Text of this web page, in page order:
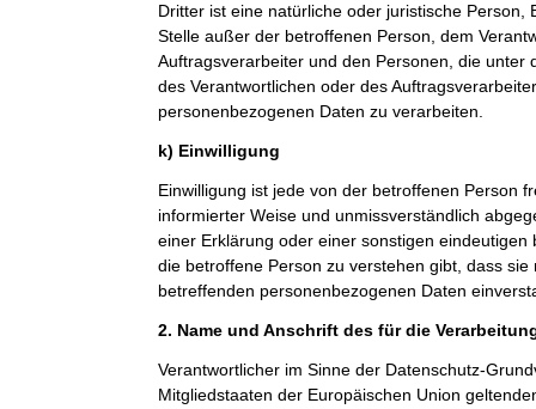
Dritter ist eine natürliche oder juristische Person,
Stelle außer der betroffenen Person, dem
Auftragsverarbeiter und den Personen, die unter
des Verantwortlichen oder des
personenbezogenen Daten zu verarbeiten.
k) Einwilligung
Einwilligung ist jede von der betroffenen Person
informierter Weise und unmissverständlich
einer Erklärung oder einer sonstigen
die betroffene Person zu verstehen gibt, dass
betreffenden personenbezogenen Daten
2. Name und Anschrift des für die
Verantwortlicher im Sinne der Datenschutz-
Mitgliedstaaten der Europäischen Union